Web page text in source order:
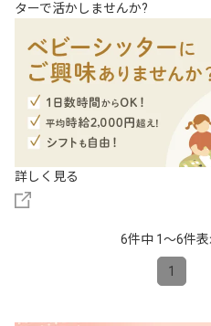
ターで活かしませんか?
詳しく見る
6件中 1〜6件
1